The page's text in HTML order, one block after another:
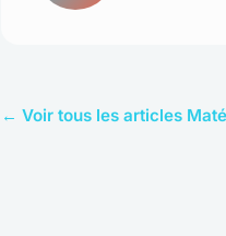
← Voir tous les articles